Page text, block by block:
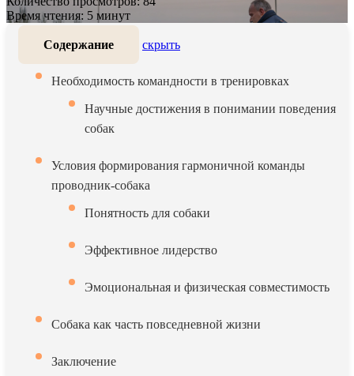
Время чтения: 5 минут
Содержание скрыть
Необходимость командности в тренировках
Научные достижения в понимании поведения
собак
Условия формирования гармоничной команды
проводник-собака
Понятность для собаки
Эффективное лидерство
Эмоциональная и физическая совместимость
Собака как часть повседневной жизни
Заключение